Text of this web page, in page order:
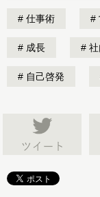
仕事術
成長
自己啓発